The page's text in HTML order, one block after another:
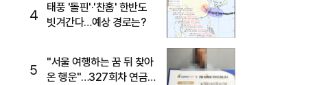
4
태풍 '돌핀'·'찬홈' 한반도
빗겨간다…예상 경로는?
5
"서울 여행하는 꿈 뒤 찾아
온 행운"…327회차 연금